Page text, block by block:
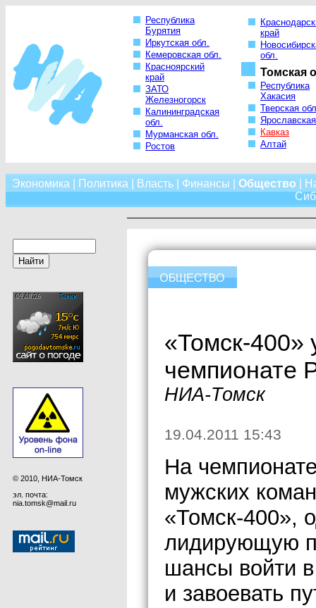
Республика
Бурятия
Иркутская обл.
Кемеровская обл.
Красноярский
край
ЗАТО
Железногорск
Калининградская
обл.
Мурманская обл.
Ростов
край
обл.
Томская
Республика
Хакасия
Тверская
Кавказ
Алтай
Экономика Политика Власть| Финансы Общество
© 2010, НИА-Томск
эл. почта:
nia.tomsk@mail.ru
«Томск-400»
чемпионате
НИА-Томск
19.04.2011 15:43
На
мужских
«Томск-400»,
лидирующую
шансы войти
и завоевать